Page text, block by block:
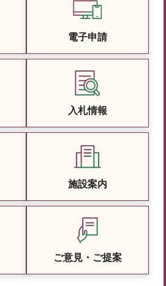
電子申請
入札情報
施設案内
ご意見・ご提案